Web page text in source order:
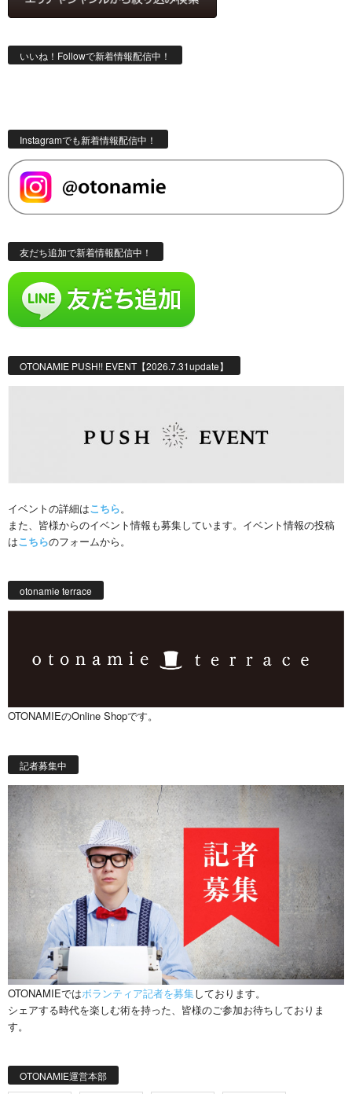
いいね！Followで新着情報配信中！
Instagramでも新着情報配信中！
友だち追加で新着情報配信中！
OTONAMIE PUSH!! EVENT【2026.7.31update】
イベントの詳細はこちら。
また、皆様からのイベント情報も募集しています。イベント情報の投稿
はこちらのフォームから。
otonamie terrace
OTONAMIEのOnline Shopです。
記者募集中
OTONAMIEではボランティア記者を募集しております。
シェアする時代を楽しむ術を持った、皆様のご参加お待ちしておりま
す。
OTONAMIE運営本部